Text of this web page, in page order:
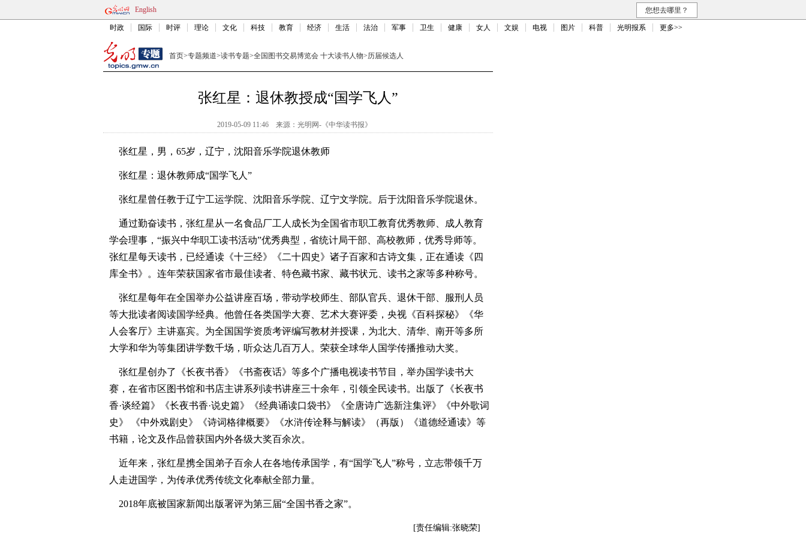
English 您想去哪里？
时政 国际 时评 理论 文化 科技 教育 经济 生活 法治 军事 卫生 健康 女人 文娱 电视 图片 科普 光明报系 更多>>
首页>专题频道>读书专题>全国图书交易博览会 十大读书人物>历届候选人
张红星：退休教授成“国学飞人”
2019-05-09 11:46 来源： 光明网-《中华读书报》
张红星，男，65岁，辽宁，沈阳音乐学院退休教师
张红星：退休教师成“国学飞人”
张红星曾任教于辽宁工运学院、沈阳音乐学院、辽宁文学院。后于沈阳音乐学院退休。
通过勤奋读书，张红星从一名食品厂工人成长为全国省市职工教育优秀教师、成人教育
学会理事，“振兴中华职工读书活动”优秀典型，省统计局干部、高校教师，优秀导师等。
张红星每天读书，已经通读《十三经》《二十四史》诸子百家和古诗文集，正在通读《四
库全书》。连年荣获国家省市最佳读者、特色藏书家、藏书状元、读书之家等多种称号。
张红星每年在全国举办公益讲座百场，带动学校师生、部队官兵、退休干部、服刑人员
等大批读者阅读国学经典。他曾任各类国学大赛、艺术大赛评委，央视《百科探秘》《华
人会客厅》主讲嘉宾。为全国国学资质考评编写教材并授课，为北大、清华、南开等多所
大学和华为等集团讲学数千场，听众达几百万人。荣获全球华人国学传播推动大奖。
张红星创办了《长夜书香》《书斋夜话》等多个广播电视读书节目，举办国学读书大
赛，在省市区图书馆和书店主讲系列读书讲座三十余年，引领全民读书。出版了《长夜书
香·谈经篇》《长夜书香·说史篇》《经典诵读口袋书》《全唐诗广选新注集评》《中外歌词
史》 《中外戏剧史》《诗词格律概要》《水浒传诠释与解读》（再版）《道德经通读》等
书籍，论文及作品曾获国内外各级大奖百余次。
近年来，张红星携全国弟子百余人在各地传承国学，有“国学飞人”称号，立志带领千万
人走进国学，为传承优秀传统文化奉献全部力量。
2018年底被国家新闻出版署评为第三届“全国书香之家”。
[责任编辑:张晓荣]